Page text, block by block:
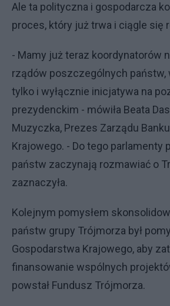
Ale ta polityczna i gospodarcza
proces, który już trwa i ciągle się
- Mamy już teraz koordynatorów
rządów poszczególnych państw,
tylko i wyłącznie inicjatywa na
prezydenckim - mówiła Beata
Muzyczka, Prezes Zarządu
Krajowego. - Do tego parlamenty
państw zaczynają rozmawiać o
zaznaczyła.
Kolejnym pomysłem
państw grupy Trójmorza był
Gospodarstwa Krajowego, aby
finansowanie wspólnych
powstał Fundusz Trójmorza.